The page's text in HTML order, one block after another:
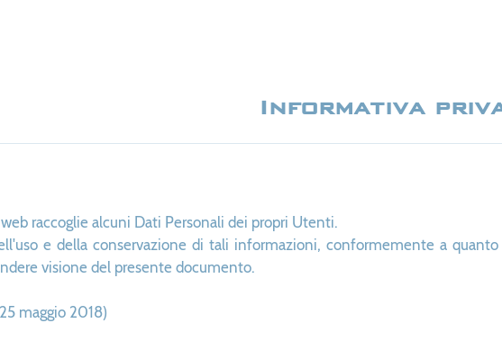
Informativa
raccoglie alcuni Dati Personali dei propri Utenti.
e della conservazione di tali informazioni, conformemente a
visione del presente documento.
maggio 2018)